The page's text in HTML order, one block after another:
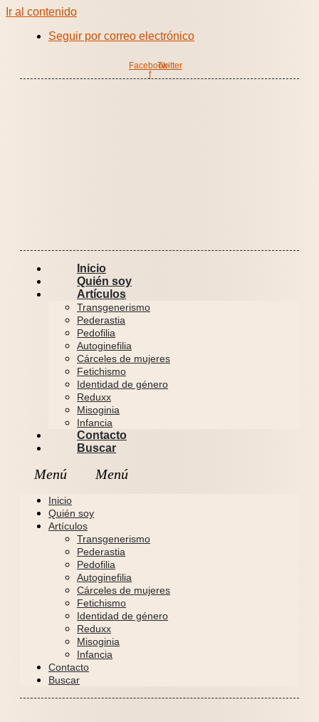
Ir al contenido
Seguir por correo electrónico
Facebook-
f
Twitter
Inicio
Quién soy
Artículos
Transgenerismo
Pederastia
Pedofilia
Autoginefilia
Cárceles de mujeres
Fetichismo
Identidad de género
Reduxx
Misoginia
Infancia
Contacto
Buscar
Inicio
Quién soy
Artículos
Transgenerismo
Pederastia
Pedofilia
Autoginefilia
Cárceles de mujeres
Fetichismo
Identidad de género
Reduxx
Misoginia
Infancia
Contacto
Buscar